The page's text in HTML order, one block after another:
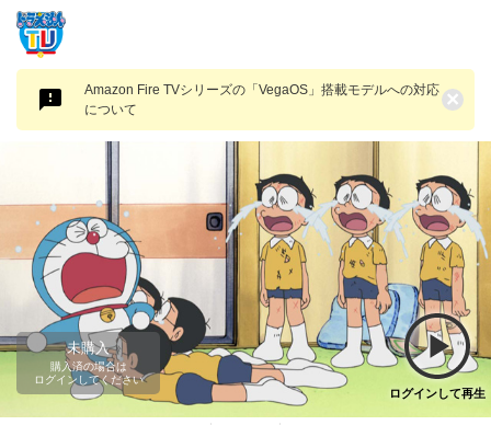
Amazon Fire TVシリーズの「VegaOS」搭載モデルへの対応
について
×
未購入
購入済の場合は
ログインしてください
ログインして再生